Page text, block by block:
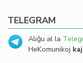
TELEGRAM
Aliĝu al la
HeKomunikoj